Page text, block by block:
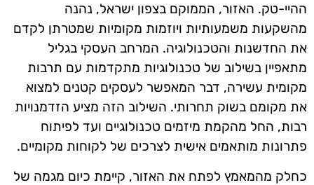
ההיי-טק. האזור, הממוקם בצפון ישראל, נהנה
מהשקעות משמעותיות ויוזמות מקומיות שמטרתן לקדם
את החדשנות והטכנולוגיה. המרחב העסקי בגליל
מתאפיין בשילוב של טכנולוגיות מתקדמות עם תרבות
מקומית עשירה, דבר המאפשר לעסקים קטנים למצוא
את מקומם בשוק תחרותי. השילוב הזה מציע הזדמנויות
רבות, החל מהקמת מיזמים טכנולוגיים ועד לפיתוח
פתרונות מותאמים אישית לצרכים של לקוחות מקומיים.
כחלק מהמאמץ לפתח את האזור, קיימת כיום מגמה של